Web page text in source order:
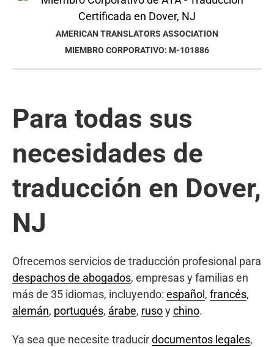
AMERICAN TRANSLATORS ASSOCIATION
MIEMBRO CORPORATIVO: M-101886
Para todas sus
necesidades de
traducción en Dover,
NJ
Ofrecemos servicios de traducción profesional para
despachos de abogados, empresas y familias en
más de 35 idiomas, incluyendo: español , francés,
alemán, portugués, árabe, rusoychino.
Ya sea que necesite traducirdocumentos legales,